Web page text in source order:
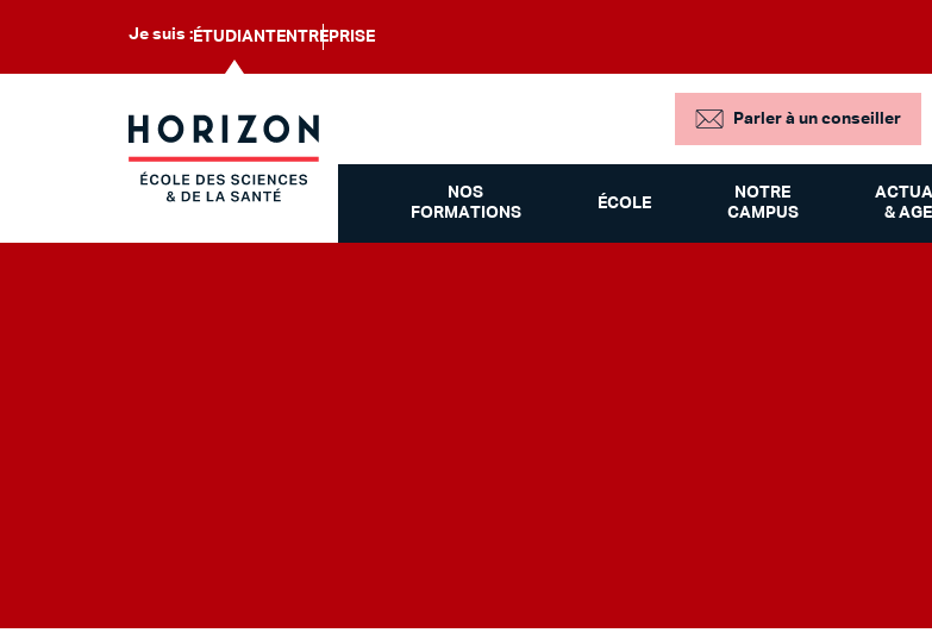
Je suis : ÉTUDIANT ENTREPRISE
Parler à un conseiller
NOS
FORMATIONS
ÉCOLE
NOTRE
CAMPUS
&